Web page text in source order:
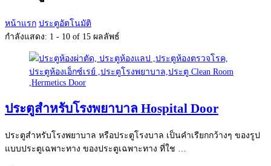
หน้าแรก ประตูอัตโนมัติ
กำลังแสดง: 1 - 10 of 15 ผลลัพธ์
ประตูสำหรับโรงพยาบาล Hospital Door
ประตูสำหรับโรงพยาบาล หรือประตูโรงบาล เป็นคำเรียกกว้างๆ ของรูป
แบบประตูเฉพาะทาง ของประตูเฉพาะทาง ที่ใช …